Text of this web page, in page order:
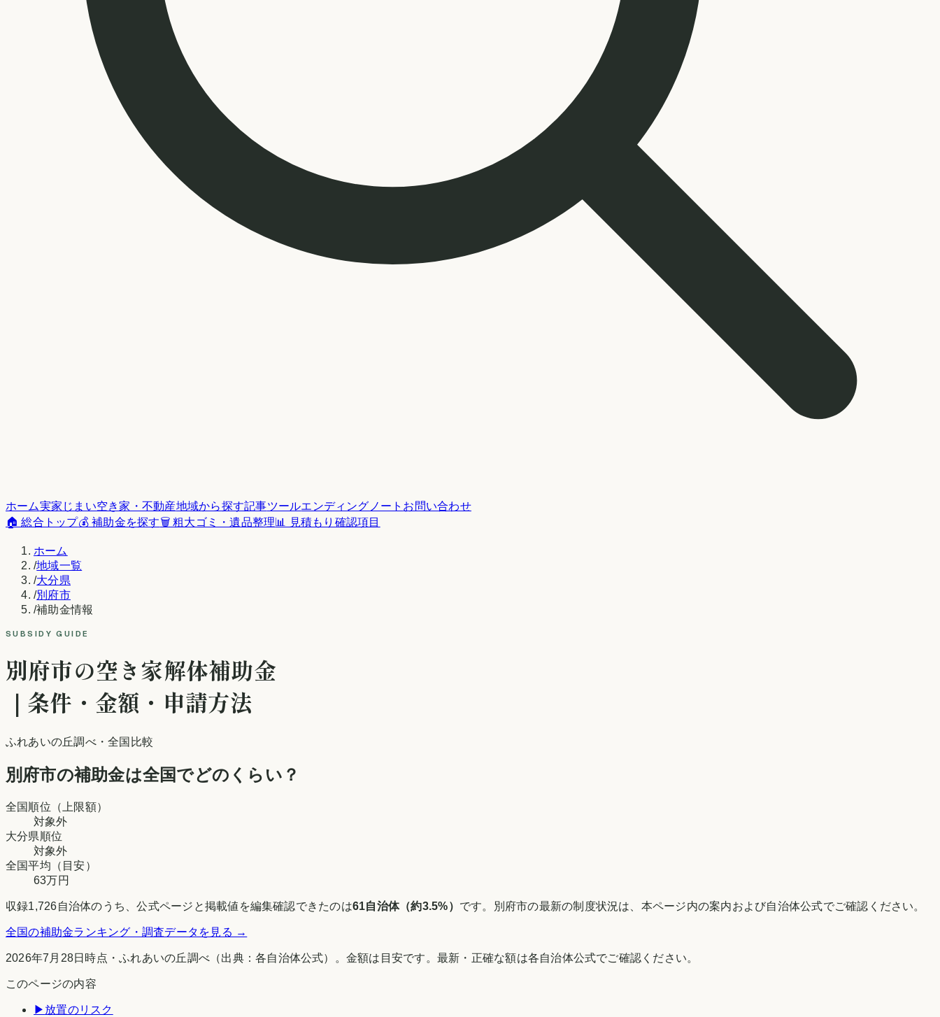
ホーム実家じまい空き家・不動産地域から探す記事ツールエンディングノート お問い合わせ
🏠 総合トップ💰 補助金を探す🗑️ 粗大ゴミ・遺品整理📊 見積もり確認項目
ホーム
/地域一覧
/大分県
/別府市
/補助金情報
SUBSIDY GUIDE
別府市の空き家解体補助金
｜条件・金額・申請方法
ふれあいの丘調べ・全国比較
別府市の補助金は全国でどのくらい？
全国順位（上限額）
対象外
大分県順位
対象外
全国平均（目安）
63万円
収録1,726自治体のうち、公式ページと掲載値を編集確認できたのは61自治体（約3.5%） です。 別府市の最新の制度状況は、本ページ内の案内および自治体公式でご確認ください。
全国の補助金ランキング・調査データを見る →
2026年7月28日時点 ・ふれあいの丘調べ （出典：各自治体公式）。金額は目安です。最新・正確な額は各自治体公式でご確認ください。
このページの内容
▶ 放置のリスク